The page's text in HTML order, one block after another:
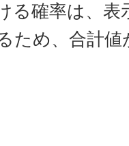
る確率は、表
ため、合計値